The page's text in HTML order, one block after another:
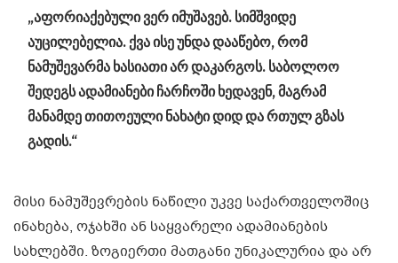
„აფორიაქებული ვერ იმუშავებ. სიმშვიდე
აუცილებელია. ქვა ისე უნდა დააწებო, რომ
ნამუშევარმა ხასიათი არ დაკარგოს. საბოლოო
შედეგს ადამიანები ჩარჩოში ხედავენ, მაგრამ
მანამდე თითოეული ნახატი დიდ და რთულ გზას
გადის.“
მისი ნამუშევრების ნაწილი უკვე საქართველოშიც
ინახება, ოჯახში ან საყვარელი ადამიანების
სახლებში. ზოგიერთი მათგანი უნიკალურია და არ